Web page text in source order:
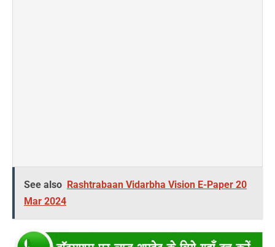
See also Rashtrabaan Vidarbha Vision E-Paper 20
Mar 2024